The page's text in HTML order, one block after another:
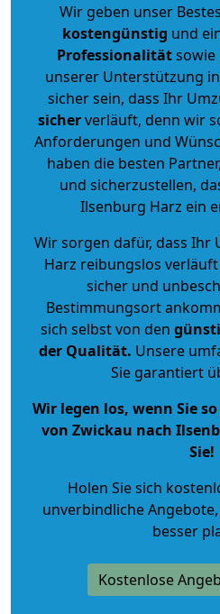
Wir geben unser
kostengünstig und
Professionalität
unserer Unterstützung
sicher sein, dass Ihr
sicherverläuft, denn wir
Anforderungen und
haben die besten
und sicherzustellen,
Ilsenburg Harz ein
Wir sorgen dafür, dass Ihr
Harz reibungslos
sicher und
Bestimmungsort
sich selbst von den
der Qualität. Unsere
Sie garantiert
Wir legen los, wenn Sie
von Zwickau nach
Sie!
Holen Sie sich
unverbindliche Angebote
besser
Kostenlose